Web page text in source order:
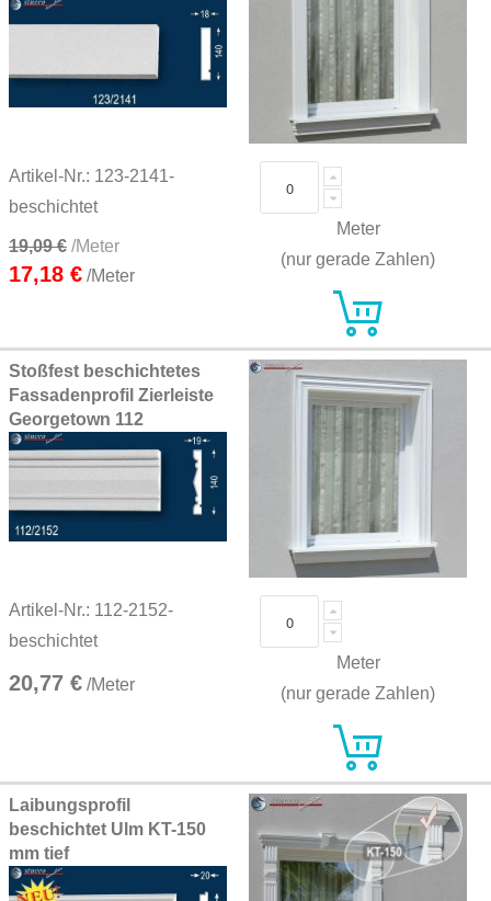
Artikel-Nr.: 123-2141-
beschichtet
19,09 € /Meter
17,18 € /Meter
Meter
(nur gerade Zahlen)
Stoßfest beschichtetes
Fassadenprofil Zierleiste
Georgetown 112
Artikel-Nr.: 112-2152-
beschichtet
20,77 € /Meter
Meter
(nur gerade Zahlen)
Laibungsprofil
beschichtet Ulm KT-150
mm tief